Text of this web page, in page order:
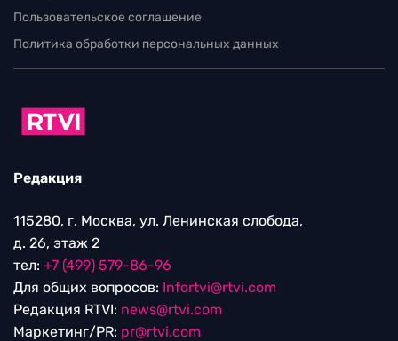
Пользовательское соглашение
Политика обработки персональных данных
Редакция
115280, г. Москва, ул. Ленинская слобода,
д. 26, этаж 2
тел: +7 (499) 579-86-96
Для общих вопросов: Infortvi@rtvi.com
Редакция RTVI: news@rtvi.com
Маркетинг/PR: pr@rtvi.com